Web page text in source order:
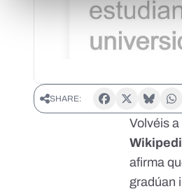
SHARE:
Volvéis
afirma
gradúan